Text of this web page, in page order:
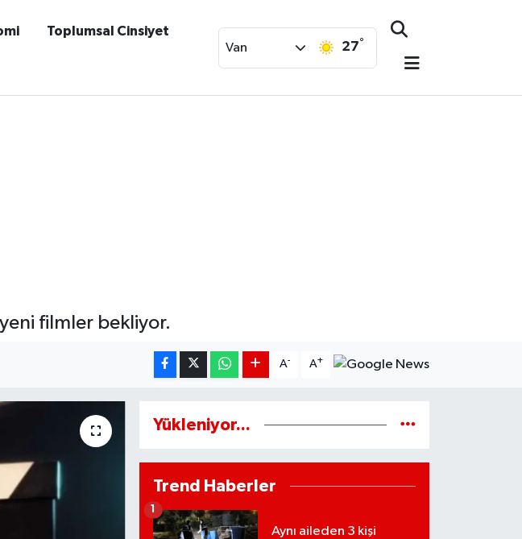
Toplumsal Cinsiyet
Van 27°
filmler bekliyor.
A- A+
Yükleniyor...
Trend Haberler
Aynı aileden 3 kişi
1